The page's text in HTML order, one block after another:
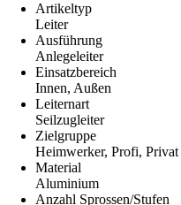
Artikeltyp
Leiter
Ausführung
Anlegeleiter
Einsatzbereich
Innen, Außen
Leiternart
Seilzugleiter
Zielgruppe
Heimwerker, Profi, Privat
Material
Aluminium
Anzahl Sprossen/Stufen